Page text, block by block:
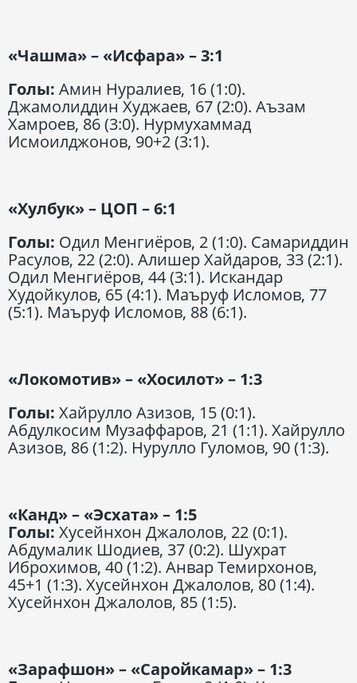
«Чашма» – «Исфара» – 3:1
Голы: Амин Нуралиев, 16 (1:0).
Джамолиддин Худжаев, 67 (2:0). Аъзам
Хамроев, 86 (3:0). Нурмухаммад
Исмоилджонов, 90+2 (3:1).
«Хулбук» – ЦОП – 6:1
Голы: Одил Менгиёров, 2 (1:0). Самариддин
Расулов, 22 (2:0). Алишер Хайдаров, 33 (2:1).
Одил Менгиёров, 44 (3:1). Искандар
Худойкулов, 65 (4:1). Маъруф Исломов, 77
(5:1). Маъруф Исломов, 88 (6:1).
«Локомотив» – «Хосилот» – 1:3
Голы: Хайрулло Азизов, 15 (0:1).
Абдулкосим Музаффаров, 21 (1:1). Хайрулло
Азизов, 86 (1:2). Нурулло Гуломов, 90 (1:3).
«Канд» – «Эсхата» – 1:5
Голы: Хусейнхон Джалолов, 22 (0:1).
Абдумалик Шодиев, 37 (0:2). Шухрат
Иброхимов, 40 (1:2). Анвар Темирхонов,
45+1 (1:3). Хусейнхон Джалолов, 80 (1:4).
Хусейнхон Джалолов, 85 (1:5).
«Зарафшон» – «Саройкамар» – 1:3